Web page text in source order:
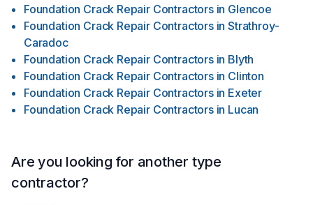
Foundation Crack Repair Contractors in Glencoe
Foundation Crack Repair Contractors in Strathroy-
Caradoc
Foundation Crack Repair Contractors in Blyth
Foundation Crack Repair Contractors in Clinton
Foundation Crack Repair Contractors in Exeter
Foundation Crack Repair Contractors in Lucan
Are you looking for another type
contractor?